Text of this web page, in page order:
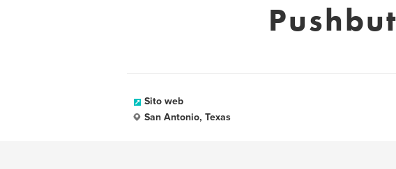
Sito web
San Antonio, Texas